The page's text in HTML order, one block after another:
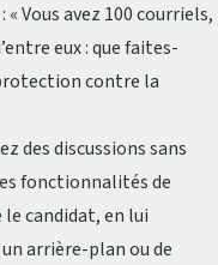
Vous avez 100 courriels,
eux : que faites-
contre la
des discussions sans
fonctionnalités de
candidat, en lui
arrière-plan ou de